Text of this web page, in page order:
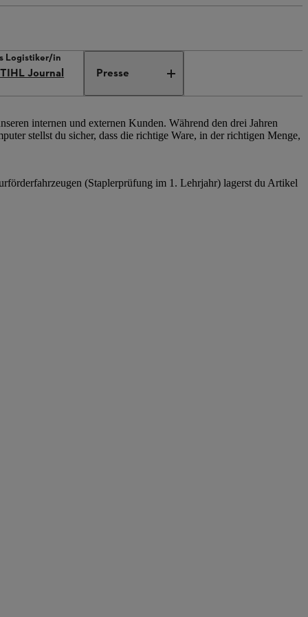
Journal Presse
Logistiker/in
internen und externen Kunden. Während den drei Jahren
stellst du sicher, dass die richtige Ware, in der richtigen Menge,
(Staplerprüfung im 1. Lehrjahr) lagerst du Artikel